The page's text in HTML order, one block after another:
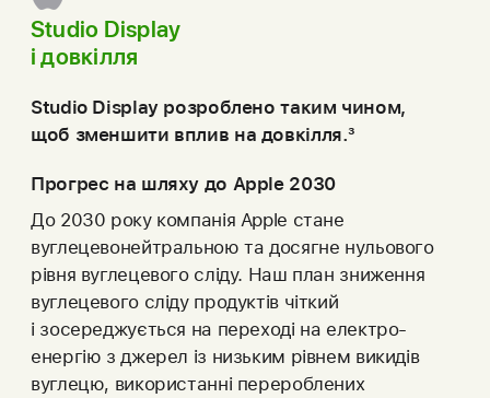
Studio Display
і довкілля
Studio Display розроблено таким чином,
щоб зменшити вплив на довкілля.3
Прогрес на шляху до Apple 2030
До 2030 року компанія Apple стане
вуглецевонейтральною та досягне нульового
рівня вуглецевого сліду. Наш план зниження
вуглецевого сліду продуктів чіткий
і зосереджується на переході на електро­
енергію з джерел із низьким рівнем викидів
вуглецю, використанні перероблених